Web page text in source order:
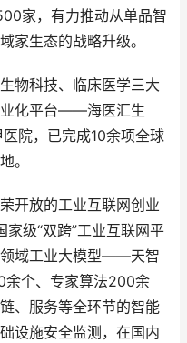
家，有力推动从单品智
家生态的战略升级。
物科技、临床医学三大
业化平台——海医汇生
院，已完成10余项全球
。
开放的工业互联网创业
级“双跨”工业互联网平
领域工业大模型——天智
余个、专家算法200余
、服务等全环节的智能
设施安全监测，在国内